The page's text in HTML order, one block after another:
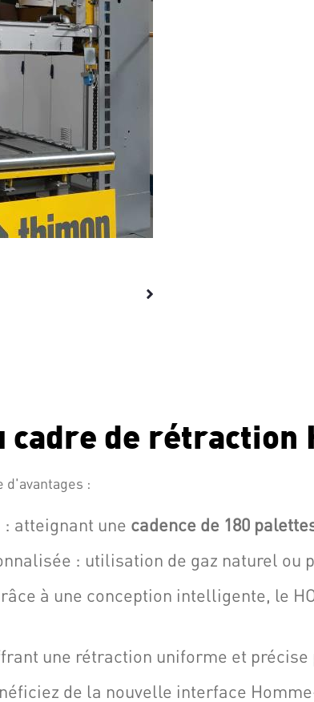
cadre de rétraction
d'avantages :
atteignant une cadence de 180
: utilisation de gaz naturel ou
à une conception intelligente, le
une rétraction uniforme et précise
de la nouvelle interface